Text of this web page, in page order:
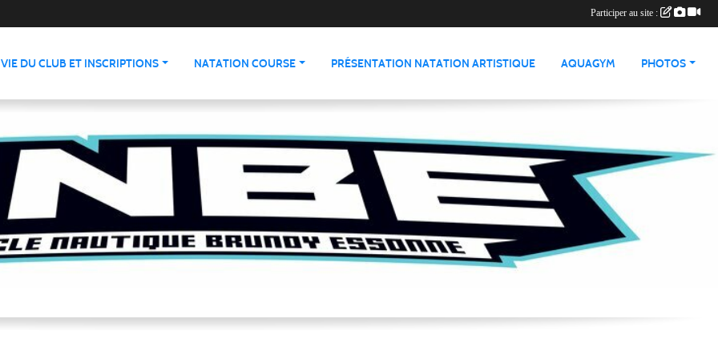
VIE DU CLUB ET INSCRIPTIONS NATATION COURSE PRÉSENTATION NATATION ARTISTIQUE AQUAGYM PHOTOS
Participer au site :